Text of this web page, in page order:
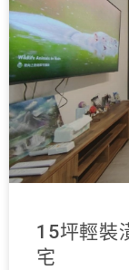
15坪輕裝
宅